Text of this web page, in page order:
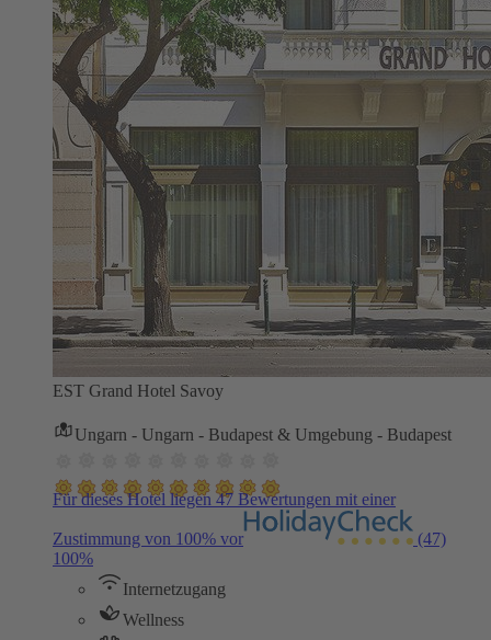
EST Grand Hotel Savoy
Ungarn - Ungarn - Budapest & Umgebung - Budapest
Für dieses Hotel liegen 47 Bewertungen mit einer
Zustimmung von 100% vor
(47)
100%
Internetzugang
Wellness